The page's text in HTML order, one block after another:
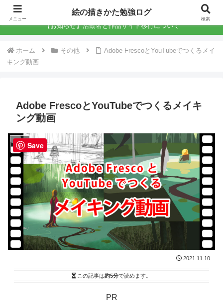
絵の描きかた勉強ログ
【お知らせ】活動名と作品サイト移行について
ホーム その他
Adobe FrescoとYouTubeでつくるメイ
キング動画
Adobe FrescoとYouTubeでつくるメイキ
ング動画
その他
2021.11.10
この記事は約5分で読めます。
PR
メニュー
絵の描きかた勉強ログ
検索
Save